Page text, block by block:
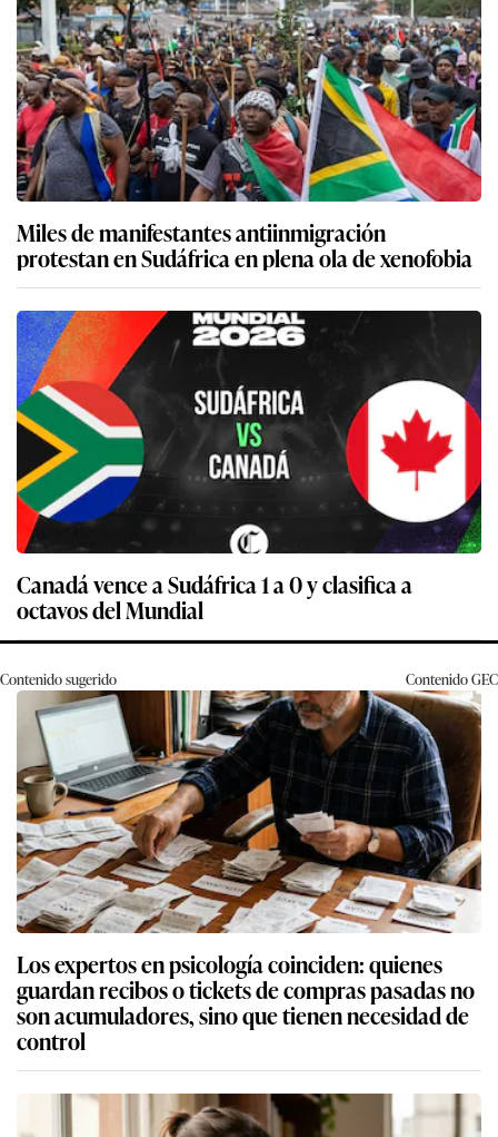
Miles de manifestantes antiinmigración
protestan en Sudáfrica en plena ola de xenofobia
Canadá vence a Sudáfrica 1 a 0 y clasifica a
octavos del Mundial
Contenido sugerido ContenidoGEC
Los expertos en psicología coinciden: quienes
guardan recibos o tickets de compras pasadas no
son acumuladores, sino que tienen necesidad de
control